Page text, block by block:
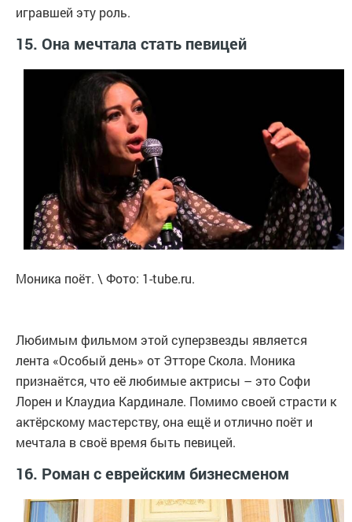
игравшей эту роль.
15. Она мечтала стать певицей
Моника поёт. \ Фото: 1-tube.ru.
Любимым фильмом этой суперзвезды является
лента «Особый день» от Этторе Скола. Моника
признаётся, что её любимые актрисы – это Софи
Лорен и Клаудиа Кардинале. Помимо своей страсти к
актёрскому мастерству, она ещё и отлично поёт и
мечтала в своё время быть певицей.
16. Роман с еврейским бизнесменом